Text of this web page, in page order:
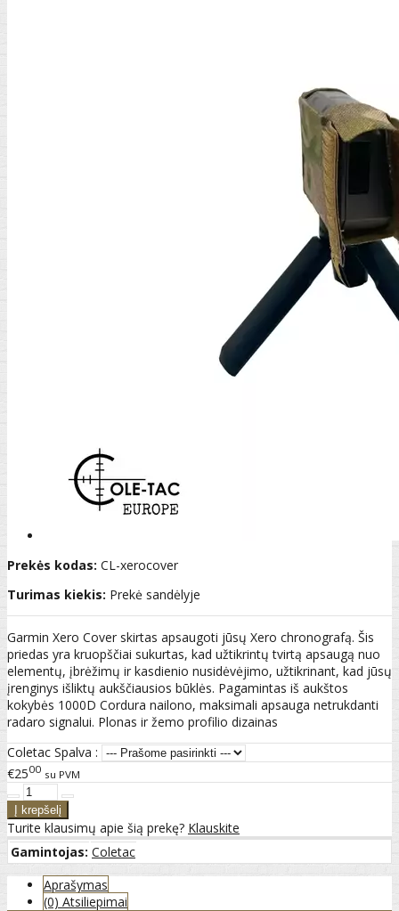
Prekės kodas: CL-xerocover
Turimas kiekis: Prekė sandėlyje
Garmin Xero Cover skirtas apsaugoti jūsų Xero chronografą. Šis
priedas yra kruopščiai sukurtas, kad užtikrintų tvirtą apsaugą nuo
elementų, įbrėžimų ir kasdienio nusidėvėjimo, užtikrinant, kad jūsų
įrenginys išliktų aukščiausios būklės. Pagamintas iš aukštos
kokybės 1000D Cordura nailono, maksimali apsauga netrukdanti
radaro signalui. Plonas ir žemo profilio dizainas
Coletac Spalva :
€2500 su PVM
Turite klausimų apie šią prekę? Klauskite
Gamintojas: Coletac
Aprašymas
(0) Atsiliepimai